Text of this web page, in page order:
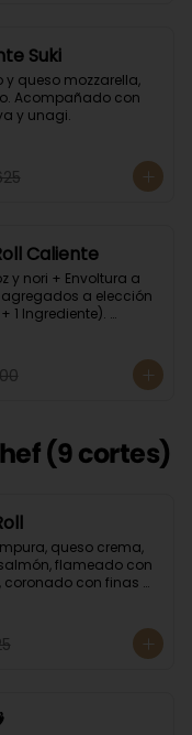
Suki
y queso mozzarella,
Acompañado con
y unagi.
Caliente
y nori + Envoltura a
a elección
1 Ingrediente).
(9 cortes)
queso crema,
flameado con
coronado con finas